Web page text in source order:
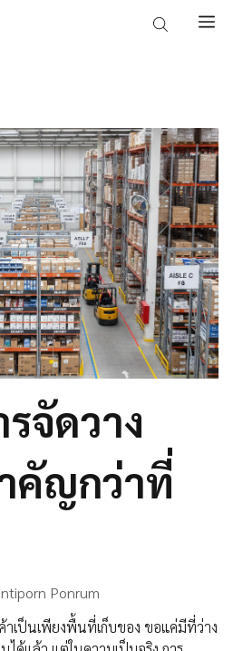
จัดวาง
คัญกว่าที่
Ponrum
าเป็นเพียงพื้นที่เก็บของ ขอแค่มีที่ว่าง